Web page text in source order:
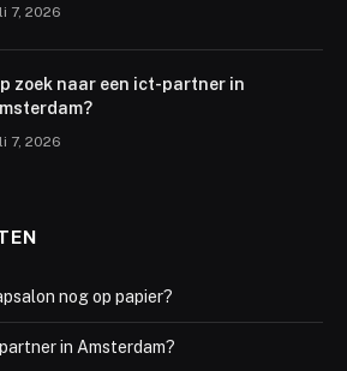
7, 2026
zoek naar een ict-partner in
7, 2026
nog op papier?
in Amsterdam?